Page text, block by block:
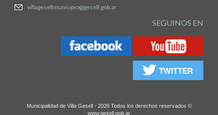
villagesellmunicipio@gesell.gob.ar
SEGUINOS EN
Municipalidad de Villa Gesell - 2026 Todos los derechos reservados ©
www.gesell.gob.ar